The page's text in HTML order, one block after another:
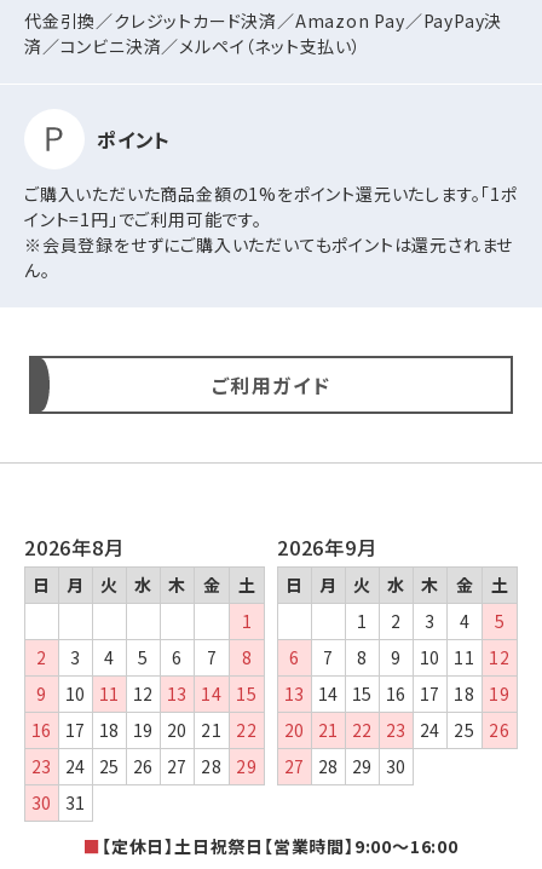
代金引換／クレジットカード決済／Amazon Pay／PayPay決
済／コンビニ決済／メルペイ（ネット支払い）
ポイント
ご購入いただいた商品金額の1%をポイント還元いたします。「1ポ
イント=1円」でご利用可能です。
※会員登録をせずにご購入いただいてもポイントは還元されませ
ん。
ご利用ガイド
2026年8月
日 月 火 水 木 金
土
1
2
3 4 5 6 7
8
9
10 11 12 13 14
15
16
17 18 19 20 21
22
23
24 25 26 27 28
29
30
31
2026年9月
日 月 火 水 木 金
土
1
2 3 4
5
6
7 8 9 10 11
12
13
14 15 16 17 18
19
20
21 22 23 24 25
26
27
28 29 30
■ 【定休日】土日祝祭日【営業時間】9:00～16:00